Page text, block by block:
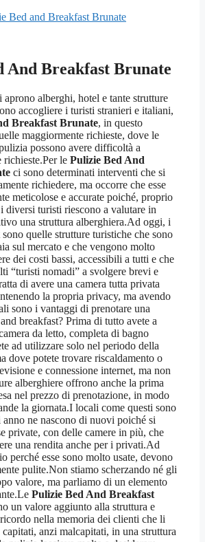
Bed and Breakfast Brunate
And Breakfast Brunate
aprono alberghi, hotel e tante strutture
accogliere i turisti stranieri e italiani,
Breakfast Brunate, in questo
maggiormente richieste, dove le
possono avere difficoltà a
richieste.Per le Pulizie Bed And
ci sono determinati interventi che si
richiedere, ma occorre che esse
meticolose e accurate poiché, proprio
diversi turisti riescono a valutare in
una struttura alberghiera.Ad oggi, i
quelle strutture turistiche che sono
sul mercato e che vengono molto
dei costi bassi, accessibili a tutti e che
“turisti nomadi” a svolgere brevi e
di avere una camera tutta privata
la propria privacy, ma avendo
sono i vantaggi di prenotare una
breakfast? Prima di tutto avete a
da letto, completa di bagno
ad utilizzare solo nel periodo della
dove potete trovare riscaldamento o
e connessione internet, ma non
alberghiere offrono anche la prima
nel prezzo di prenotazione, in modo
la giornata.I locali come questi sono
ne nascono di nuovi poiché si
private, con delle camere in più, che
una rendita anche per i privati.Ad
perché esse sono molto usate, devono
pulite.Non stiamo scherzando né gli
valore, ma parliamo di un elemento
Pulizie Bed And Breakfast
un valore aggiunto alla struttura e
nella memoria dei clienti che li
anzi malcapitati, in una struttura